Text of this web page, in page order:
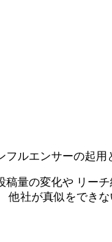
ルエンサーの起用
量の変化や リー
社が真似をでき